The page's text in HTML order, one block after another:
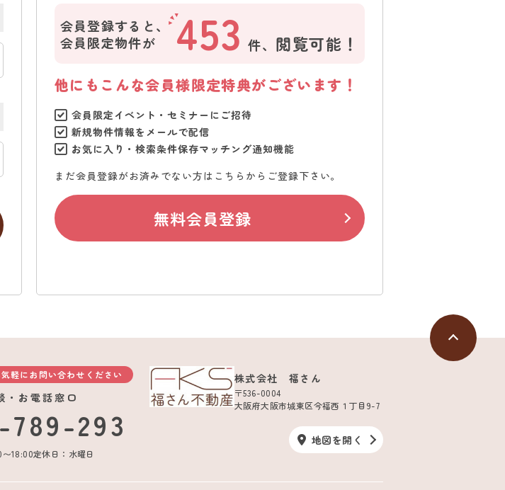
会員登録すると、
会員限定物件が
453 件、 閲覧可能！
他にもこんな会員様限定特典がございます！
会員限定イベント・セミナーにご招待
新規物件情報をメールで配信
お気に入り・検索条件保存マッチング通知機能
まだ会員登録がお済みでない方はこちらからご登録下さい。
無料会員登録
軽にお問い合わせください
・お電話窓口
789-293
18:00定休日：水曜日
株式会社 福さん
〒536-0004
大阪府大阪市城東区今福西１丁目9-7
地図を開く